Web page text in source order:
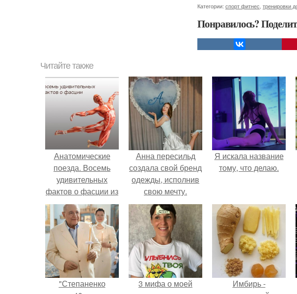
Категории: спорт фитнес тренировки
Понравилось?
Читайте также
Анатомические
поезда. Восемь
удивительных
фактов о фасции из
книги Томаса
майерса
"Анатомические
Поезда".
Анна пересильд
создала свой бренд
одежды, исполнив
свою мечту.
Я искала название
тому, что делаю.
"Степаненко
3 мифа о моей
Имбирь -